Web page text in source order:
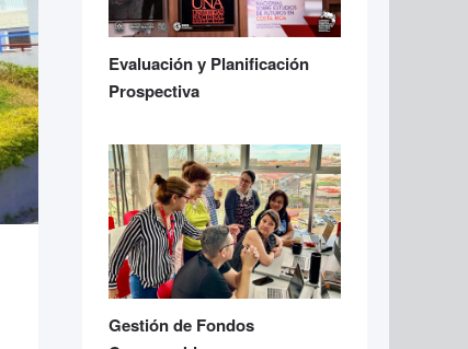
Evaluación y Planificación
Prospectiva
Gestión de Fondos